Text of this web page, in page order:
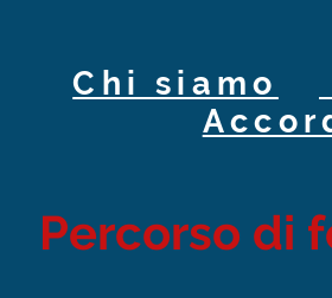
Chi siamo
Percorso di